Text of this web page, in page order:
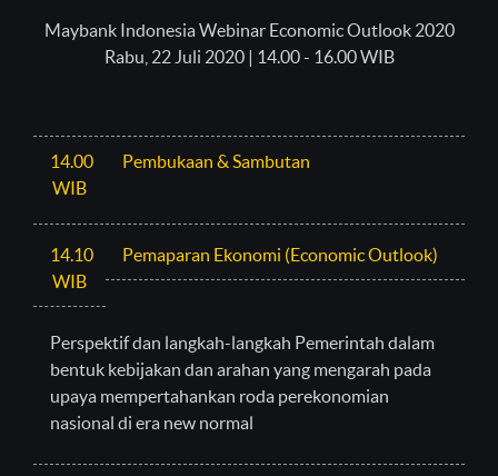
Maybank Indonesia Webinar Economic Outlook 2020
Rabu, 22 Juli 2020 | 14.00 - 16.00 WIB
14.00
WIB
Pembukaan & Sambutan
14.10
WIB
Pemaparan Ekonomi (Economic Outlook)
Perspektif dan langkah-langkah Pemerintah dalam
bentuk kebijakan dan arahan yang mengarah pada
upaya mempertahankan roda perekonomian
nasional di era new normal